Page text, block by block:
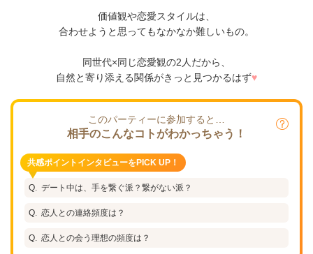
価値観や恋愛スタイルは、
合わせようと思ってもなかなか難しいもの。
同世代×同じ恋愛観の2人だから、
自然と寄り添える関係がきっと見つかるはず♥
このパーティーに参加すると…
相手のこんなコトがわかっちゃう！
共感ポイントインタビューをPICK UP！
デート中は、手を繋ぐ派？繋がない派？
恋人との連絡頻度は？
恋人との会う理想の頻度は？